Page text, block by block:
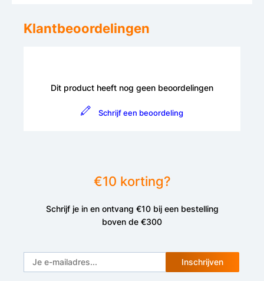
Klantbeoordelingen
Dit product heeft nog geen beoordelingen
Schrijf een beoordeling
€10 korting?
Schrijf je in en ontvang €10 bij een bestelling
boven de €300
Inschrijven